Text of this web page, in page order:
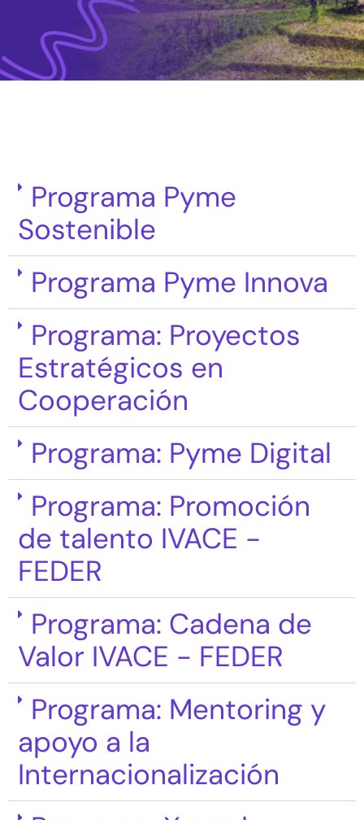
Programa Pyme
Sostenible
Programa Pyme Innova
Programa: Proyectos
Estratégicos en
Cooperación
Programa: Pyme Digital
Programa: Promoción
de talento IVACE -
FEDER
Programa: Cadena de
Valor IVACE - FEDER
Programa: Mentoring y
apoyo a la
Internacionalización